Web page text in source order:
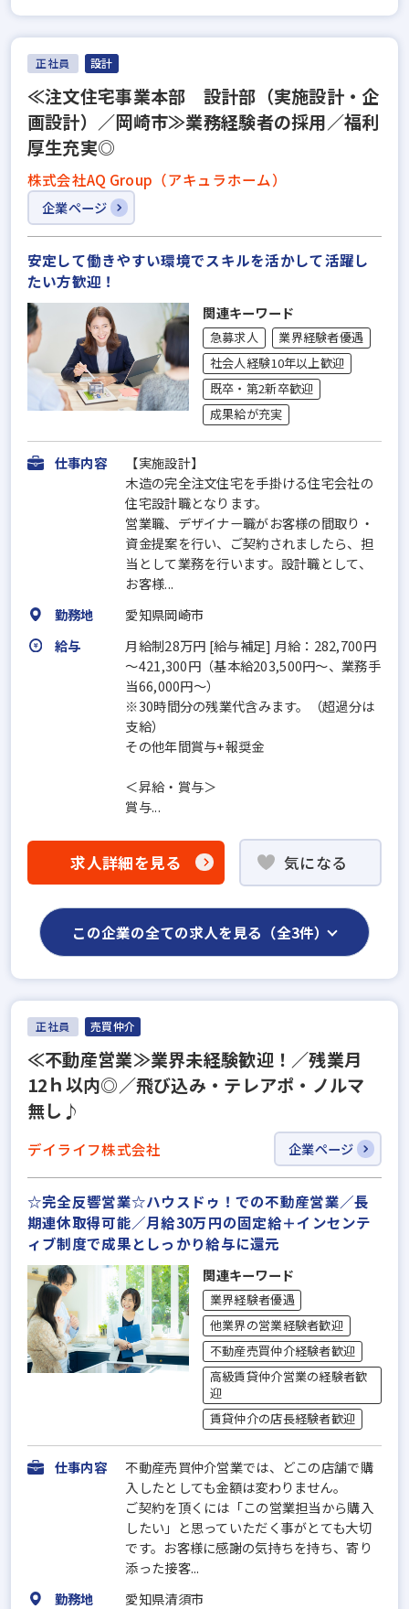
正社員 設計
≪注文住宅事業本部 設計部（実施設計・企
画設計）／岡崎市≫業務経験者の採用／福利
厚生充実◎
株式会社AQ Group（アキュラホーム）
企業ページ
安定して働きやすい環境でスキルを活かして活躍し
たい方歓迎！
関連キーワード
急募求人
業界経験者優遇
社会人経験10年以上歓迎
既卒・第2新卒歓迎
成果給が充実
仕事内容
【実施設計】
木造の完全注文住宅を手掛ける住宅会社の
住宅設計職となります。
営業職、デザイナー職がお客様の間取り・
資金提案を行い、ご契約されましたら、担
当として業務を行います。設計職として、
お客様...
勤務地
愛知県岡崎市
給与
月給制28万円 [給与補足] 月給：282,700円
～421,300円（基本給203,500円～、業務手
当66,000円～）
※30時間分の残業代含みます。（超過分は
支給）
その他年間賞与+報奨金
＜昇給・賞与＞
賞与...
求人詳細を見る 気になる
この企業の全ての求人を見る（全3件）
正社員 売買仲介
≪不動産営業≫業界未経験歓迎！／残業月
12ｈ以内◎／飛び込み・テレアポ・ノルマ
無し♪
デイライフ株式会社 企業ページ
☆完全反響営業☆ハウスドゥ！での不動産営業／長
期連休取得可能／月給30万円の固定給＋インセンテ
ィブ制度で成果としっかり給与に還元
関連キーワード
業界経験者優遇
他業界の営業経験者歓迎
不動産売買仲介経験者歓迎
高級賃貸仲介営業の経験者歓
迎
賃貸仲介の店長経験者歓迎
仕事内容
不動産売買仲介営業では、どこの店舗で購
入したとしても金額は変わりません。
ご契約を頂くには「この営業担当から購入
したい」と思っていただく事がとても大切
です。お客様に感謝の気持ちを持ち、寄り
添った接客...
勤務地
愛知県清須市